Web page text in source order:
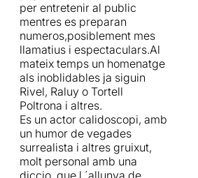
per entretenir al public
mentres es preparan
numeros,posiblement mes
llamatius i espectaculars.Al
mateix temps un homenatge
als inoblidables ja siguin
Rivel, Raluy o Tortell
Poltrona i altres.
Es un actor calidoscopi, amb
un humor de vegades
surrealista i altres gruixut,
molt personal amb una
diccio, que l ´allunya de